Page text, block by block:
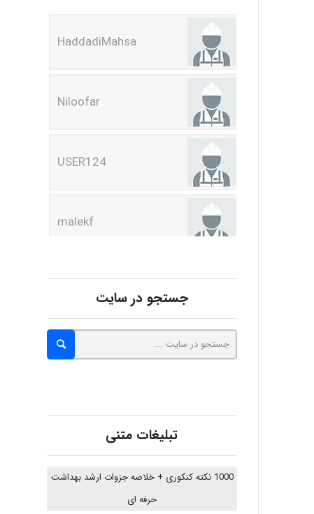
abolfazlkoshehe
جستجو در سایت
تبلیغات متنی
1000 نکته کنکوری + خلاصه جزوات ارشد بهداشت
حرفه ای